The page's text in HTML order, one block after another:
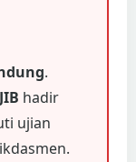
.
hadir
ujian